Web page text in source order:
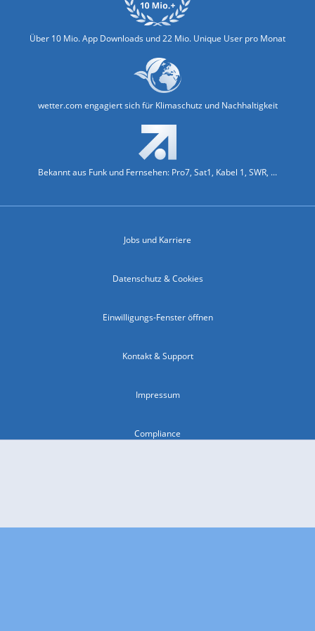
Über 10 Mio. App Downloads und 22 Mio. Unique User pro Monat
wetter.com engagiert sich für Klimaschutz und Nachhaltigkeit
Bekannt aus Funk und Fernsehen: Pro7, Sat1, Kabel 1, SWR, ...
Jobs und Karriere
Datenschutz & Cookies
Einwilligungs-Fenster öffnen
Kontakt & Support
Impressum
Compliance